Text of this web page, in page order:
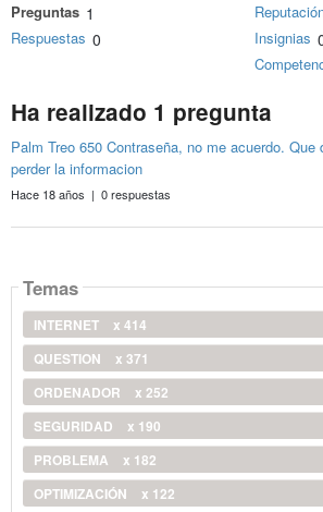
Preguntas 1
Respuestas 0 Insignias
Ha realizado 1 pregunta
Palm Treo 650 Contraseña, no me acuerdo. Que
perder la informacion
Hace 18 años | 0 respuestas
Temas
INTERNET
x 414
QUESTION
x 371
ORDENADOR
x 252
SEGURIDAD
x 190
PROBLEMA
x 182
OPTIMIZACIÓN
x 122